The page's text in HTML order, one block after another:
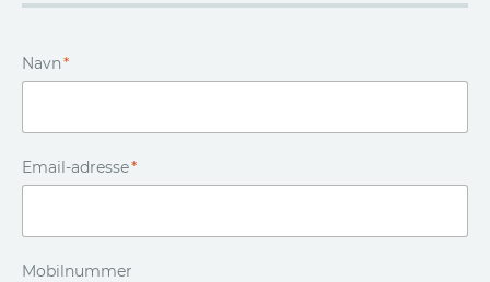
Navn*
Email-adresse*
Mobilnummer